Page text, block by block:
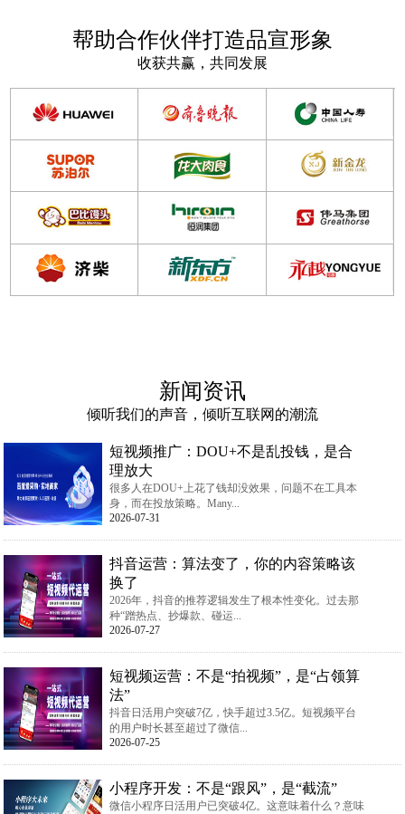
帮助合作伙伴打造品宣形象
收获共赢，共同发展
新闻资讯
倾听我们的声音，倾听互联网的潮流
短视频推广：DOU+不是乱投钱，是合
理放大
很多人在DOU+上花了钱却没效果，问题不在工具本
身，而在投放策略。Many...
2026-07-31
抖音运营：算法变了，你的内容策略该
换了
2026年，抖音的推荐逻辑发生了根本性变化。过去那
种“蹭热点、抄爆款、碰运...
2026-07-27
短视频运营：不是“拍视频”，是“占领算
法”
抖音日活用户突破7亿，快手超过3.5亿。短视频平台
的用户时长甚至超过了微信...
2026-07-25
小程序开发：不是“跟风”，是“截流”
微信小程序日活用户已突破4亿。这意味着什么？意味